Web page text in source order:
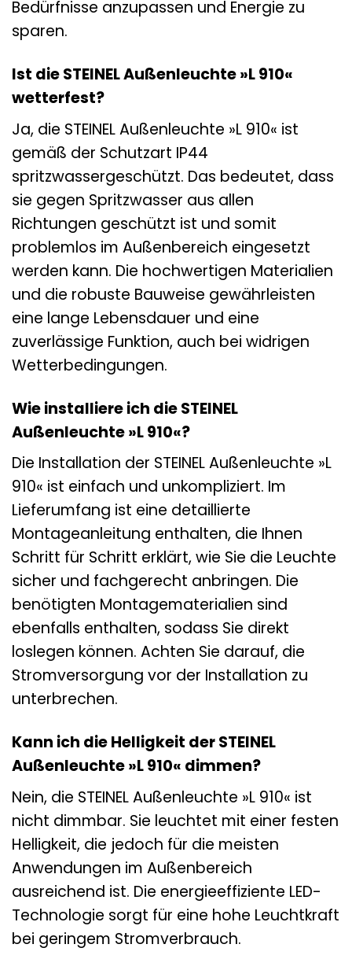
Bedürfnisse anzupassen und Energie zu
sparen.
Ist die STEINEL Außenleuchte »L 910«
wetterfest?
Ja, die STEINEL Außenleuchte »L 910« ist
gemäß der Schutzart IP44
spritzwassergeschützt. Das bedeutet, dass
sie gegen Spritzwasser aus allen
Richtungen geschützt ist und somit
problemlos im Außenbereich eingesetzt
werden kann. Die hochwertigen Materialien
und die robuste Bauweise gewährleisten
eine lange Lebensdauer und eine
zuverlässige Funktion, auch bei widrigen
Wetterbedingungen.
Wie installiere ich die STEINEL
Außenleuchte »L 910«?
Die Installation der STEINEL Außenleuchte »L
910« ist einfach und unkompliziert. Im
Lieferumfang ist eine detaillierte
Montageanleitung enthalten, die Ihnen
Schritt für Schritt erklärt, wie Sie die Leuchte
sicher und fachgerecht anbringen. Die
benötigten Montagematerialien sind
ebenfalls enthalten, sodass Sie direkt
loslegen können. Achten Sie darauf, die
Stromversorgung vor der Installation zu
unterbrechen.
Kann ich die Helligkeit der STEINEL
Außenleuchte »L 910« dimmen?
Nein, die STEINEL Außenleuchte »L 910« ist
nicht dimmbar. Sie leuchtet mit einer festen
Helligkeit, die jedoch für die meisten
Anwendungen im Außenbereich
ausreichend ist. Die energieeffiziente LED-
Technologie sorgt für eine hohe Leuchtkraft
bei geringem Stromverbrauch.